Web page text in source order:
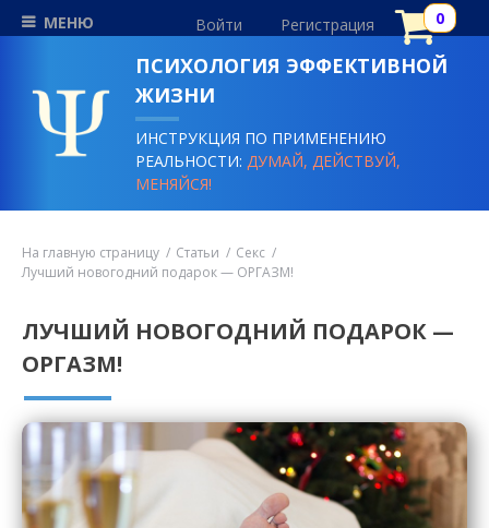
МЕНЮ Войти Регистрация
ПСИХОЛОГИЯ ЭФФЕКТИВНОЙ
ЖИЗНИ
ИНСТРУКЦИЯ ПО ПРИМЕНЕНИЮ
РЕАЛЬНОСТИ:ДУМАЙ, ДЕЙСТВУЙ,
МЕНЯЙСЯ!
На главную страницу Статьи
Секс
Лучший новогодний подарок — ОРГАЗМ!
ЛУЧШИЙ НОВОГОДНИЙ ПОДАРОК —
ОРГАЗМ!